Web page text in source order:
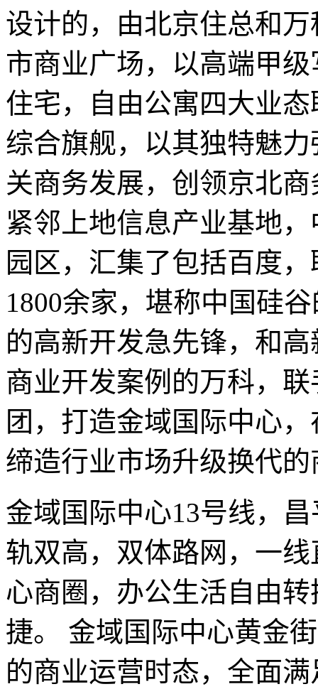
设计的，由北京住总和
市商业广场，以高端甲
住宅，自由公寓四大业
综合旗舰，以其独特魅
关商务发展，创领京北
紧邻上地信息产业基地
园区，汇集了包括百度
1800余家，堪称中国硅
的高新开发急先锋，和
商业开发案例的万科，
团，打造金域国际中心
缔造行业市场升级换代
金域国际中心13号线，
轨双高，双体路网，一
心商圈，办公生活自由
捷。 金域国际中心黄金
的商业运营时态，全面